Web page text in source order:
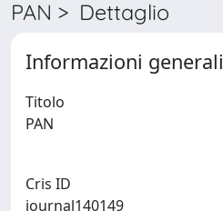
PAN > Dettaglio
Informazioni generali
Titolo
Cris ID